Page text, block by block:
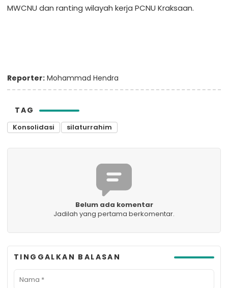
MWCNU dan ranting wilayah kerja PCNU Kraksaan.
Reporter: Mohammad Hendra
TAG
Konsolidasi silaturrahim
Belum ada komentar
Jadilah yang pertama berkomentar.
TINGGALKAN BALASAN